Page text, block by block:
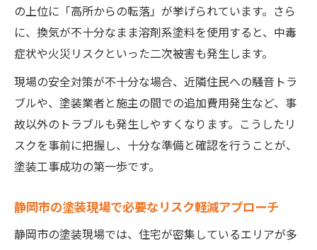
の上位に「高所からの転落」が挙げられています。さら
に、換気が不十分なまま溶剤系塗料を使用すると、中毒
症状や火災リスクといった二次被害も発生します。
現場の安全対策が不十分な場合、近隣住民への騒音トラ
ブルや、塗装業者と施主の間での追加費用発生など、事
故以外のトラブルも発生しやすくなります。こうしたリ
スクを事前に把握し、十分な準備と確認を行うことが、
塗装工事成功の第一歩です。
静岡市の塗装現場で必要なリスク軽減アプローチ
静岡市の塗装現場では、住宅が密集しているエリアが多